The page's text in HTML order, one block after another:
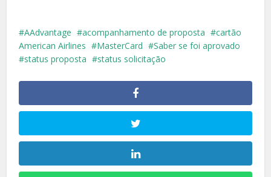
AAdvantage acompanhamento de proposta
cartão
American Airlines
MasterCard
Saber se foi aprovado
status proposta
status solicitação